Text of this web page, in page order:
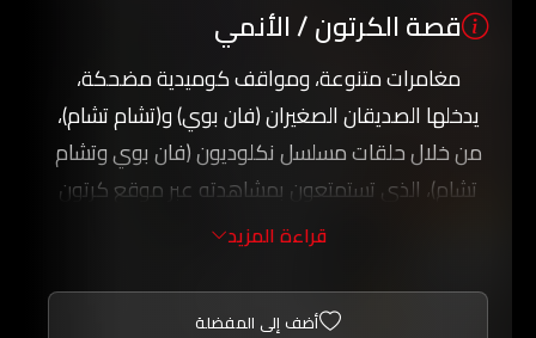
قصة الكرتون / الأنمي
مغامرات متنوعة، ومواقف كوميدية مضحكة،
يدخلها الصديقان الصغيران (فان بوي) و(تشام تشام)،
من خلال حلقات مسلسل نكلوديون (فان بوي وتشام
تشام)، الذي تستمتعون بمشاهدته عبر موقع كرتون
عربي.
وحب المغامرة، والخيال العلمي الواسع، والنشاط
قراءة المزيد
أضف إلى المفضلة